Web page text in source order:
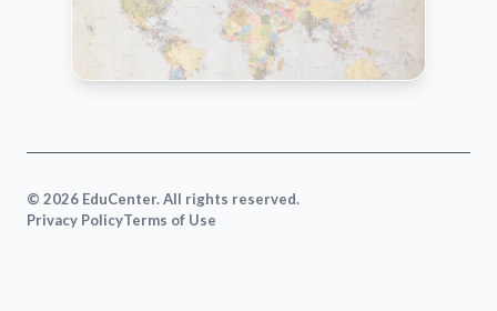
© 2026 EduCenter. All rights reserved.
Privacy PolicyTerms of Use